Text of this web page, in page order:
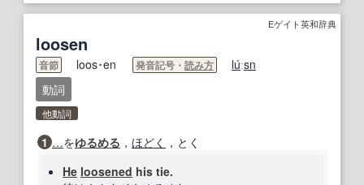
Eゲイト英和辞典
loosen
音節 loos･en 発音記号・ 読み方 lúːsn
動詞
他動詞
1 …をゆるめる ， ほどく ，とく
He loosened his tie.